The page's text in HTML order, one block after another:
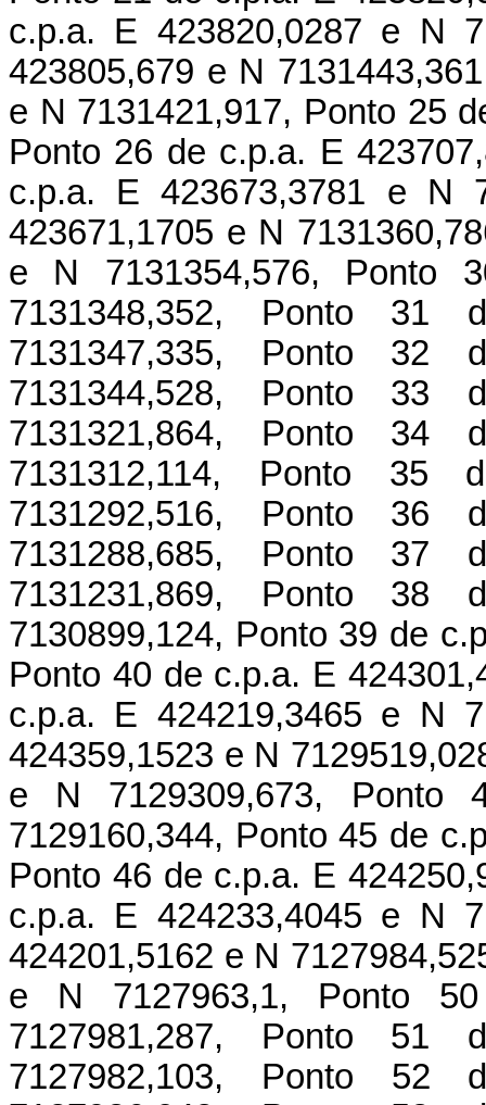
c.p.a. E 423820,0287 e N
423805,679 e N
e N 7131421,917, Ponto 25
Ponto 26 de c.p.a. E
c.p.a. E 423673,3781 e N
423671,1705 e N
e N 7131354,576, Ponto
7131348,352, Ponto
7131347,335, Ponto
7131344,528, Ponto
7131321,864, Ponto
7131312,114, Ponto
7131292,516, Ponto
7131288,685, Ponto
7131231,869, Ponto
7130899,124, Ponto 39 de
Ponto 40 de c.p.a. E
c.p.a. E 424219,3465 e N
424359,1523 e N
e N 7129309,673,
7129160,344, Ponto 45 de
Ponto 46 de c.p.a. E
c.p.a. E 424233,4045 e N
424201,5162 e N
e N 7127963,1, Ponto
7127981,287, Ponto
7127982,103, Ponto